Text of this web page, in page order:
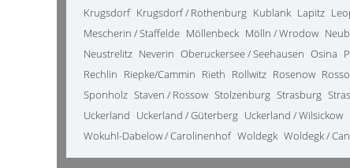
Krugsdorf Krugsdorf / Rothenburg Kublank Lapitz
Mescherin / Staffelde Möllenbeck Mölln / Wrodow
Neustrelitz Neverin Oberuckersee / Seehausen Osina
Rechlin Riepke/Cammin Rieth Rollwitz Rosenow
Sponholz Staven / Rossow Stolzenburg Strasburg
Uckerland Uckerland / Güterberg Uckerland / Wilsickow
Wokuhl-Dabelow / Carolinenhof Woldegk Woldegk /